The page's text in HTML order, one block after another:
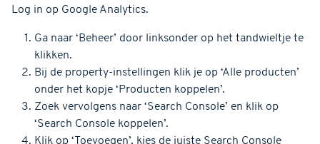
Log in op Google Analytics.
Ga naar ‘Beheer’ door linksonder op het tandwieltje te
klikken.
Bij de property-instellingen klik je op ‘Alle producten’
onder het kopje ‘Producten koppelen’.
Zoek vervolgens naar ‘Search Console’ en klik op
‘Search Console koppelen’.
Klik op ‘Toevoegen’, kies de juiste Search Console